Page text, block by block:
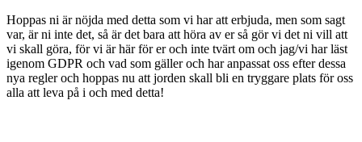
Hoppas ni är nöjda med detta som vi har att erbjuda, men som sagt
var, är ni inte det, så är det bara att höra av er så gör vi det ni vill att
vi skall göra, för vi är här för er och inte tvärt om och jag/vi har läst
igenom GDPR och vad som gäller och har anpassat oss efter dessa
nya regler och hoppas nu att jorden skall bli en tryggare plats för oss
alla att leva på i och med detta!